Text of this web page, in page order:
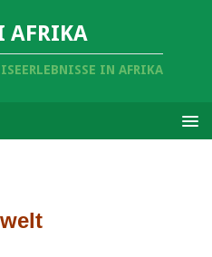
AFRIKA
IN AFRIKA